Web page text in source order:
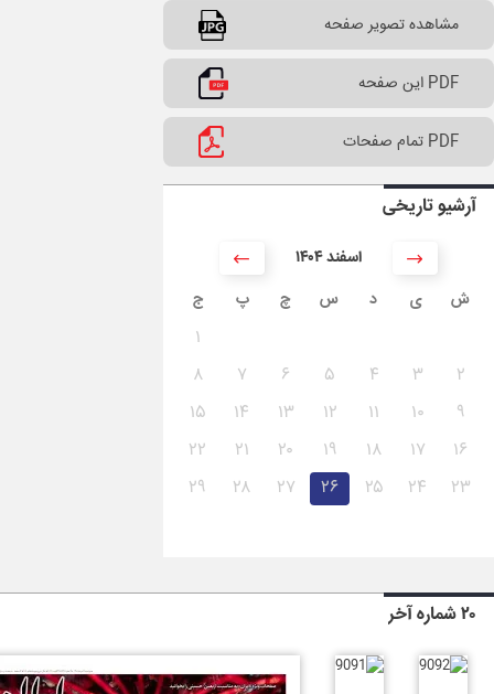
مشاهده تصویر صفحه
PDF این صفحه
PDF تمام صفحات
آرشیو تاریخی
۱۴۰۴ اسفند
ش
ی د س چ پ ج
۱
۲
۳ ۴ ۵ ۶ ۷
۸
۹
۱۰ ۱۱ ۱۲ ۱۳ ۱۴
۱۵
۱۶
۱۷ ۱۸ ۱۹ ۲۰ ۲۱
۲۲
۲۳
۲۴ ۲۵ ۲۶ ۲۷ ۲۸ ۲۹
۲۰ شماره آخر